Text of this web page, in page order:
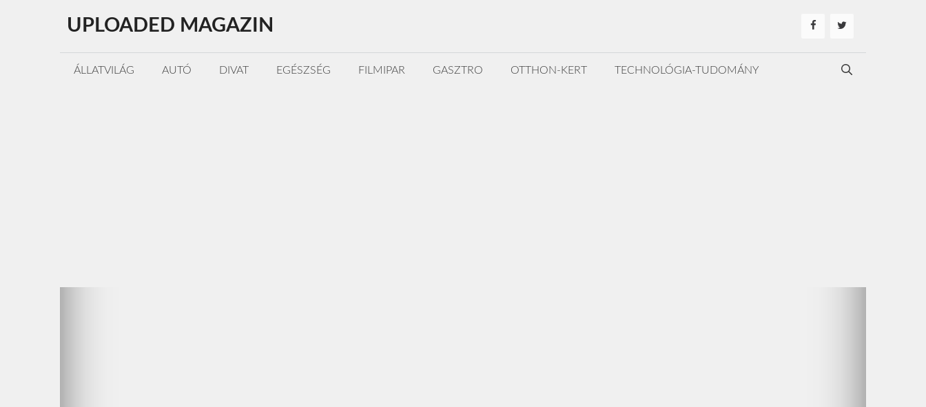
tartalomba
UPLOADED MAGAZIN
ÁLLATVILÁG AUTÓ DIVAT EGÉSZSÉG FILMIPAR GASZTRO OTTHON-KERT TECHNOLÓGIA-TUDOMÁNY